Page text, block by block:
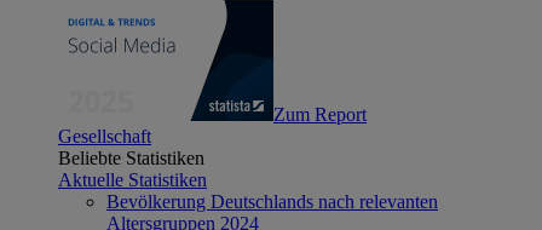
Zum Report
Gesellschaft
Beliebte Statistiken
Aktuelle Statistiken
Bevölkerung Deutschlands nach relevanten
Altersgruppen 2024